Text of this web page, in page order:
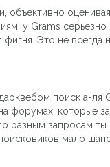
объективно
у Grams серьезно
Это не всегда
поиск а-
форумах, которые
разным запросам
мало